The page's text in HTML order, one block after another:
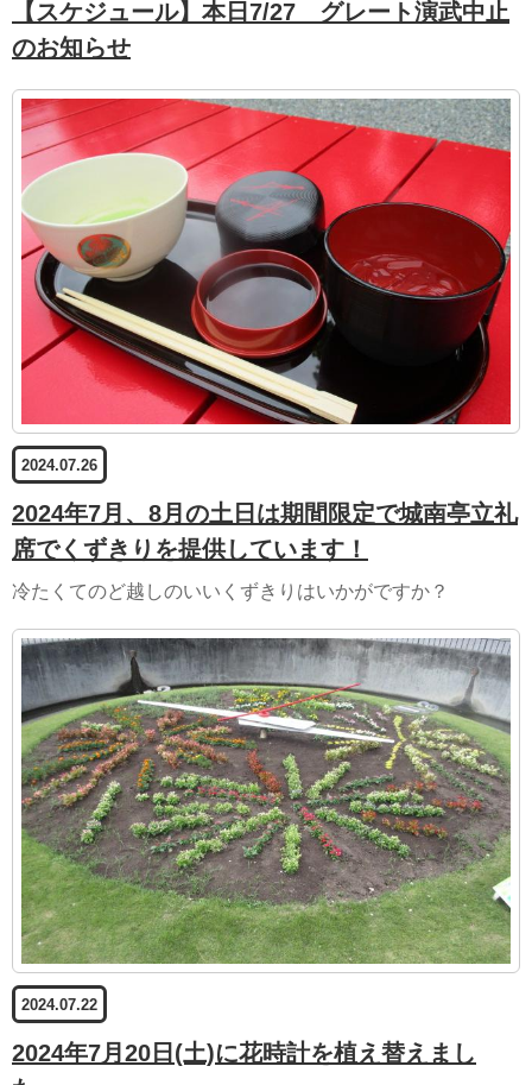
【スケジュール】本日7/27 グレート演武中止
のお知らせ
2024.07.26
2024年7月、8月の土日は期間限定で城南亭立礼
席でくずきりを提供しています！
冷たくてのど越しのいいくずきりはいかがですか？
2024.07.22
2024年7月20日(土)に花時計を植え替えまし